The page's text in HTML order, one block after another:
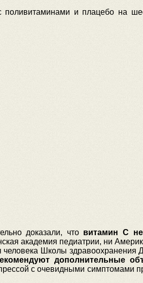
и плацебо на
доказали, что витамин С
академия педиатрии, ни
Школы здравоохранения
дополнительные
с очевидными симптомами